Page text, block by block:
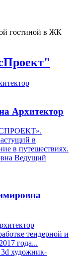
гостиной в ЖК
Архитектор
в
в путешествиях.
тендерной и
года...